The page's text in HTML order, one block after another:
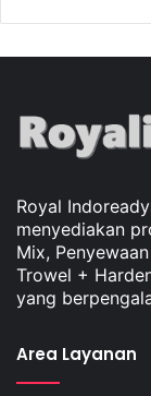
Royal
menyediakan
Mix,
Trowel +
yang
Area Layanan